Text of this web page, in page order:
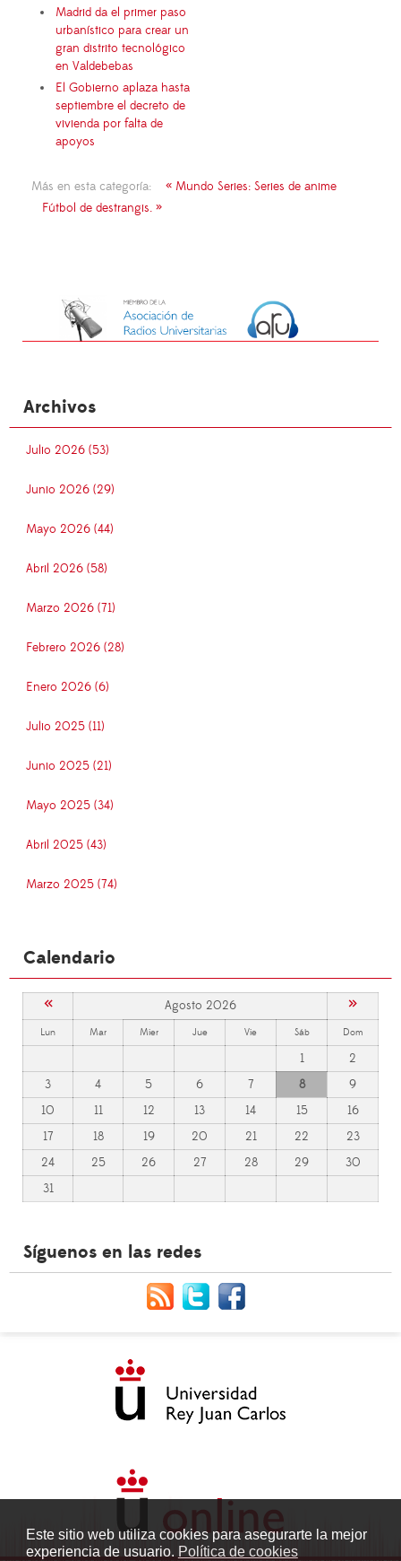
Este sitio web utiliza cookies para asegurarte la mejor
experiencia de usuario. Política de cookies
Madrid da el primer paso
urbanístico para crear un
gran distrito tecnológico
en Valdebebas
El Gobierno aplaza hasta
septiembre el decreto de
vivienda por falta de
apoyos
Más en esta categoría:
« Mundo Series: Series de anime
Fútbol de destrangis. »
Archivos
Julio 2026 (53)
Junio 2026 (29)
Mayo 2026 (44)
Abril 2026 (58)
Marzo 2026 (71)
Febrero 2026 (28)
Enero 2026 (6)
Julio 2025 (11)
Junio 2025 (21)
Mayo 2025 (34)
Abril 2025 (43)
Marzo 2025 (74)
Calendario
« Agosto 2026 »
Lun Mar Mier Jue Vie Sáb Dom
1
2
3
4 5 6 7 8
9
10
11 12 13 14 15
16
17
18 19 20 21 22
23
24
25 26 27 28 29
30
31
Síguenos en las redes